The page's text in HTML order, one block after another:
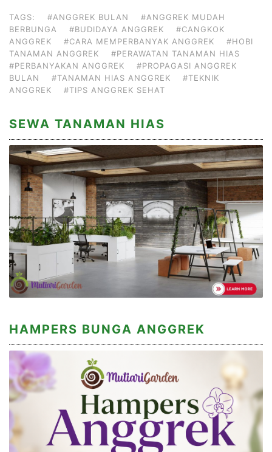
TAGS: #ANGGREK BULAN
#ANGGREK MUDAH
BERBUNGA
#BUDIDAYA ANGGREK
#CANGKOK
ANGGREK
#CARA MEMPERBANYAK ANGGREK
#HOBI
TANAMAN ANGGREK
#PERAWATAN TANAMAN HIAS
#PERBANYAKAN ANGGREK
#PROPAGASI ANGGREK
BULAN
#TANAMAN HIAS ANGGREK
#TEKNIK
ANGGREK
#TIPS ANGGREK SEHAT
SEWA TANAMAN HIAS
HAMPERS BUNGA ANGGREK